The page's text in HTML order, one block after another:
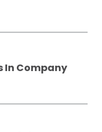
In Company